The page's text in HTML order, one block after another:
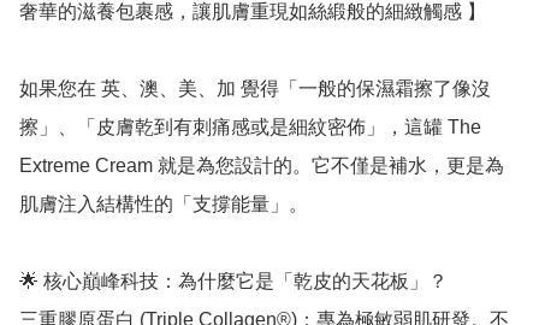
奢華的滋養包裹感，讓肌膚重現如絲緞般的細緻觸感 】
如果您在 英、澳、美、加 覺得「一般的保濕霜擦了像沒
擦」、「皮膚乾到有刺痛感或是細紋密佈」，這罐 The
Extreme Cream 就是為您設計的。它不僅是補水，更是為
肌膚注入結構性的「支撐能量」。
🌟 核心巔峰科技：為什麼它是「乾皮的天花板」？
三重膠原蛋白 (Triple Collagen®)：專為極敏弱肌研發。不